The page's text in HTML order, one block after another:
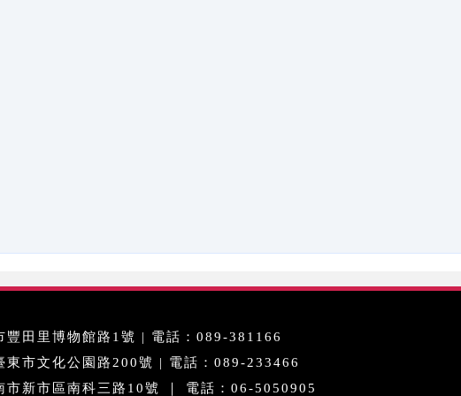
豐田里博物館路1號 | 電話：089-381166
東市文化公園路200號 | 電話：089-233466
市新市區南科三路10號 ｜ 電話：06-5050905